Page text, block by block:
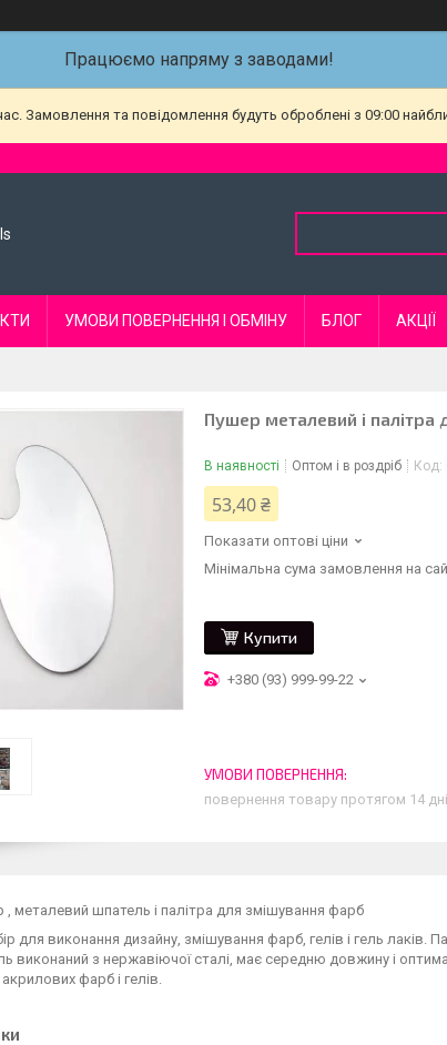
Працюємо напряму з заводами!
Замовлення та повідомлення будуть оброблені з 09:00
УМОВИ ПОВЕРНЕННЯ І ОБМІНУ БЛОГ АКЦІЇ
Пушер металевий і
В наявності Оптом і в роздріб Код:
53,40 ₴
Показати оптові ціни
Мінімальна сума замовлення на
Купити
+380 (93) 999-99-22
повернення товару протягом 14
, металевий шпатель і палітра для змішування фарб
для виконання дизайну, змішування фарб, гелів і гель лаків.
виконаний з нержавіючої сталі, має середню довжину і
фарб і гелів.